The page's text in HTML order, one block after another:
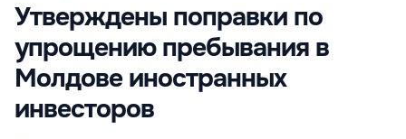
Утверждены поправки по
упрощению пребывания в
Молдове иностранных
инвесторов